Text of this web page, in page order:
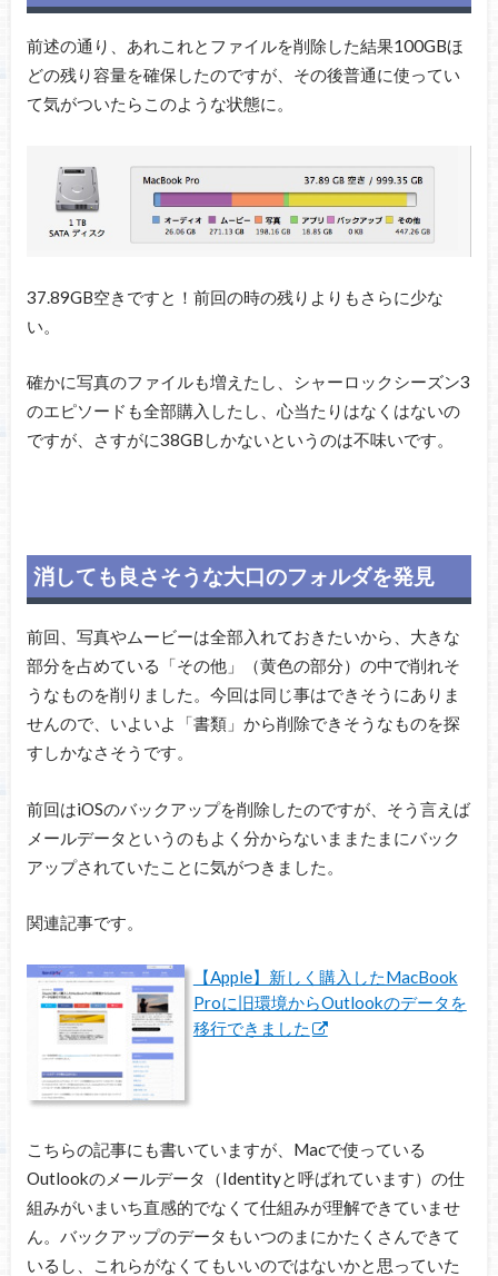
前述の通り、あれこれとファイルを削除した結果100GBほ
どの残り容量を確保したのですが、その後普通に使ってい
て気がついたらこのような状態に。
37.89GB空きですと！前回の時の残りよりもさらに少な
い。
確かに写真のファイルも増えたし、シャーロックシーズン3
のエピソードも全部購入したし、心当たりはなくはないの
ですが、さすがに38GBしかないというのは不味いです。
消しても良さそうな大口のフォルダを発見
前回、写真やムービーは全部入れておきたいから、大きな
部分を占めている「その他」（黄色の部分）の中で削れそ
うなものを削りました。今回は同じ事はできそうにありま
せんので、いよいよ「書類」から削除できそうなものを探
すしかなさそうです。
前回はiOSのバックアップを削除したのですが、そう言えば
メールデータというのもよく分からないままたまにバック
アップされていたことに気がつきました。
関連記事です。
【Apple】新しく購入したMacBook
Proに旧環境からOutlookのデータを
移行できました
こちらの記事にも書いていますが、Macで使っている
Outlookのメールデータ（Identityと呼ばれています）の仕
組みがいまいち直感的でなくて仕組みが理解できていませ
ん。バックアップのデータもいつのまにかたくさんできて
いるし、これらがなくてもいいのではないかと思っていた